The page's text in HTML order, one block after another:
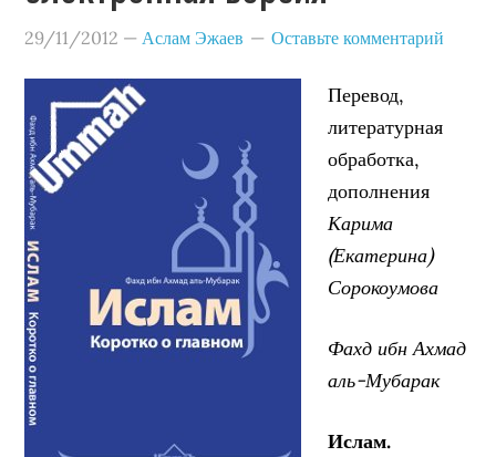
29/11/2012 —Аслам Эжаев Оставьте комментарий
Перевод,
литературная
обработка,
дополнения
Карима
(Екатерина)
Сорокоумова
Фахд ибн Ахмад
аль-Мубарак
Ислам.